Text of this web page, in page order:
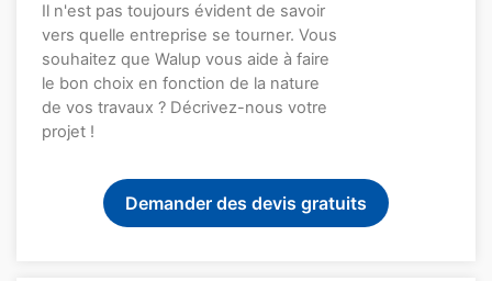
Il n'est pas toujours évident de savoir
vers quelle entreprise se tourner. Vous
souhaitez que Walup vous aide à faire
le bon choix en fonction de la nature
de vos travaux ? Décrivez-nous votre
projet !
Demander des devis gratuits